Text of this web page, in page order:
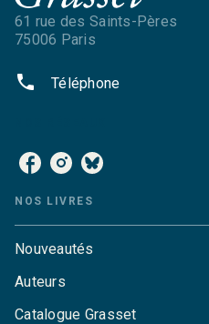
61 rue des Saints-Pères
75006 Paris
phone Téléphone
NOS LIVRES
Nouveautés
Auteurs
Catalogue Grasset